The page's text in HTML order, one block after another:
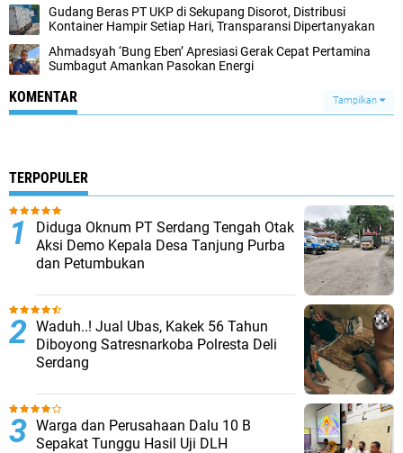
Gudang Beras PT UKP di Sekupang Disorot, Distribusi
Kontainer Hampir Setiap Hari, Transparansi Dipertanyakan
Ahmadsyah ‘Bung Eben’ Apresiasi Gerak Cepat Pertamina
Sumbagut Amankan Pasokan Energi
KOMENTAR Tampilkan
TERPOPULER
Diduga Oknum PT Serdang Tengah Otak
Aksi Demo Kepala Desa Tanjung Purba
dan Petumbukan
Waduh..! Jual Ubas, Kakek 56 Tahun
Diboyong Satresnarkoba Polresta Deli
Serdang
Warga dan Perusahaan Dalu 10 B
Sepakat Tunggu Hasil Uji DLH